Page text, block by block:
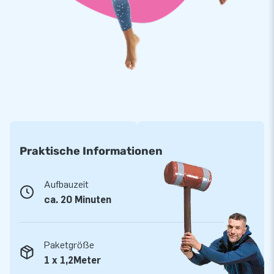
Bestellen Sie eine Weihnachtliche Schneekugel:
Sie werden es nicht bereuen
JB Hüpfburg bietet eine ganze Kollektion von
Weihnachtattraktionen zum Verkauf an. Diese aufblasbaren
können dieses weihnachtliche Attraktion ganz einfach mit
zwei Personen aufbauen. Es dauert etwa 20 Minuten, bis die
aufblasbare Schneekugel aufgebaut und einsatzbereit ist. Von
der Seite können Sie in der großen, luftdichten Schneekugel
Platz nehmen und sich mitten in einer weißen Winterwelt
befinden. Das gefällt jungen Besuchern und Erwachsenen
natürlich sehr gut. Bestellen Sie jetzt Ihren professionellen
Schneekugel!
Praktische Informationen
Aufbauzeit
ca. 20 Minuten
Paketgröße
1 x 1,2Meter